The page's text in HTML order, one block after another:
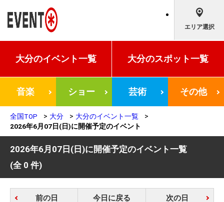
エリア選択
大分のイベント一覧 大分のスポット一覧
音楽 ショー 芸術 その他
全国TOP 大分
大分のイベント一覧
2026年6月07日(日)に開催予定のイベント
2026年6月07日(日)に開催予定のイベント一覧
(全 0 件)
前の日 今日に戻る 次の日